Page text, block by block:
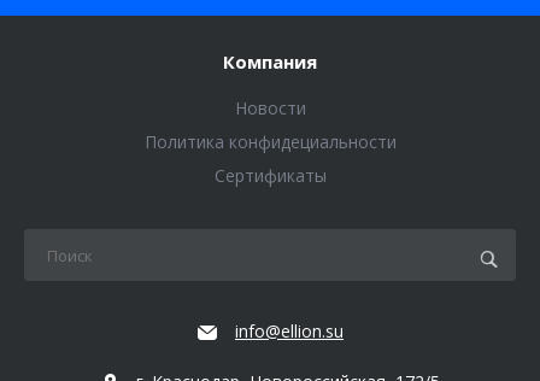
Компания
Новости
Политика конфидециальности
Сертификаты
info@ellion.su